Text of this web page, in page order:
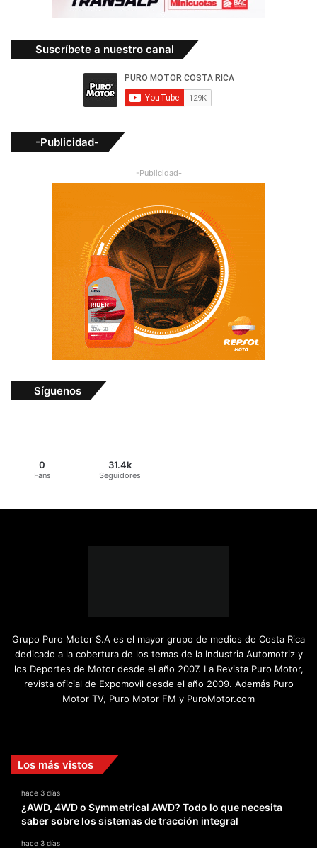
Suscríbete a nuestro canal
-Publicidad-
-Publicidad-
Síguenos
0
Fans
31.4k
Seguidores
Grupo Puro Motor S.A es el mayor grupo de medios de Costa Rica
dedicado a la cobertura de los temas de la Industria Automotriz y
los Deportes de Motor desde el año 2007. La Revista Puro Motor,
revista oficial de Expomovil desde el año 2009. Además Puro
Motor TV, Puro Motor FM y PuroMotor.com
Los más vistos
hace 3 días
¿AWD, 4WD o Symmetrical AWD? Todo lo que necesita
saber sobre los sistemas de tracción integral
hace 3 días